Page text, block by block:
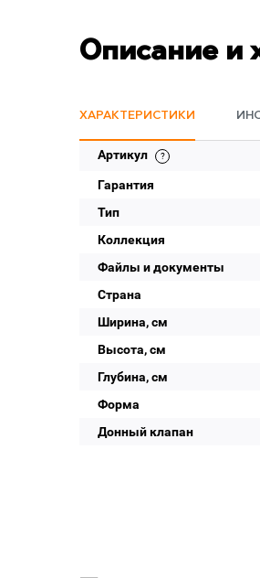
Описание и
ХАРАКТЕРИСТИКИ
Артикул
Гарантия
Тип
Коллекция
Файлы и документы
Страна
Ширина, см
Высота, см
Глубина, см
Форма
Донный клапан